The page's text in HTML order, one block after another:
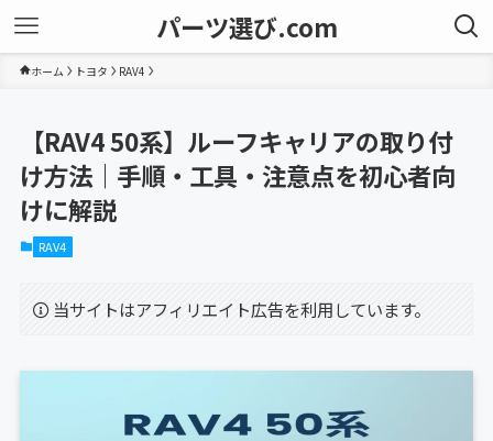
パーツ選び.com
ホーム トヨタ RAV4
【RAV4 50系】ルーフキャリアの取り付
け方法｜手順・工具・注意点を初心者向
けに解説
RAV4
当サイトはアフィリエイト広告を利用しています。